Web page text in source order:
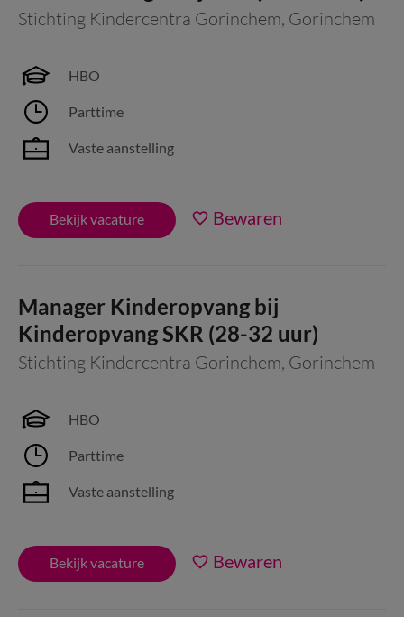
Stichting Kindercentra Gorinchem, Gorinchem
HBO
Parttime
Vaste aanstelling
Bekijk vacature Bewaren
Manager Kinderopvang bij
Kinderopvang SKR (28-32 uur)
Stichting Kindercentra Gorinchem, Gorinchem
HBO
Parttime
Vaste aanstelling
Bekijk vacature Bewaren